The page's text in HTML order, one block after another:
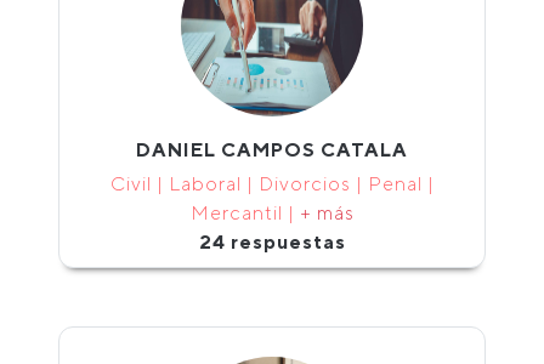
DANIEL CAMPOS CATALA
Civil | Laboral | Divorcios | Penal |
Mercantil | + más
24 respuestas